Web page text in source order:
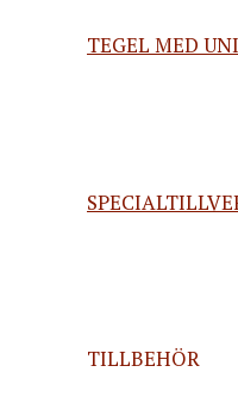
TEGEL MED
TILLBEHÖR